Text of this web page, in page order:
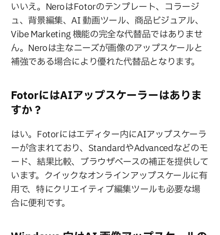
いいえ。NeroはFotorのテンプレート、コラージ
ュ、背景編集、AI 動画ツール、商品ビジュアル、
Vibe Marketing 機能の完全な代替品ではありませ
ん。Neroは主なニーズが画像のアップスケールと
補強である場合により優れた代替品となります。
FotorにはAIアップスケーラーはありま
すか？
はい。Fotorにはエディター内にAIアップスケーラ
ーが含まれており、StandardやAdvancedなどのモ
ード、結果比較、ブラウザベースの補正を提供して
います。クイックなオンラインアップスケールに有
用で、特にクリエイティブ編集ツールも必要な場
合に便利です。